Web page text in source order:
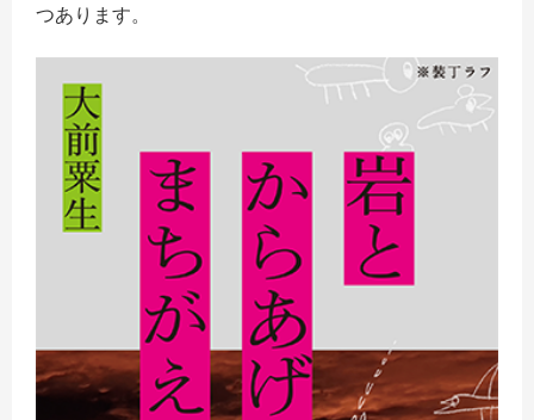
つあります。